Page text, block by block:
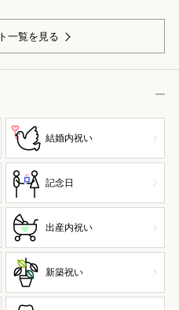
一覧を見る
結婚内祝い
記念日
出産内祝い
新築祝い